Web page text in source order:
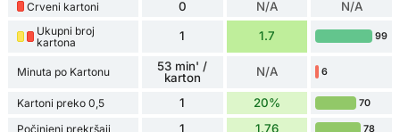
Crveni kartoni 0 N/A N/A
Ukupni broj
kartona
1 1.7 99
Minuta po Kartonu
53 min' /
karton
N/A 6
Kartoni preko 0,5 1 20% 70
Počinjeni prekršaji 1 1.76 78